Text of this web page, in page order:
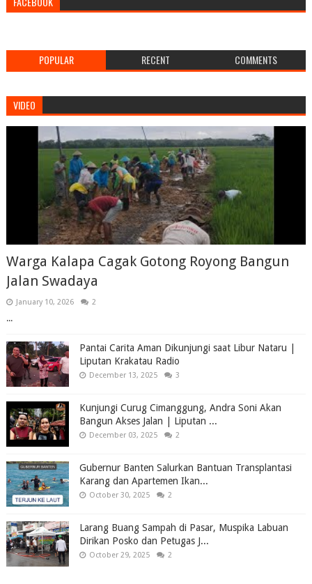
POPULAR RECENT COMMENTS
VIDEO
Warga Kalapa Cagak Gotong Royong Bangun
Jalan Swadaya
January 10, 2026 2
...
Pantai Carita Aman Dikunjungi saat Libur Nataru |
Liputan Krakatau Radio
December 13, 2025 3
Kunjungi Curug Cimanggung, Andra Soni Akan
Bangun Akses Jalan | Liputan ...
December 03, 2025 2
Gubernur Banten Salurkan Bantuan Transplantasi
Karang dan Apartemen Ikan...
October 30, 2025 2
Larang Buang Sampah di Pasar, Muspika Labuan
Dirikan Posko dan Petugas J...
October 29, 2025 2